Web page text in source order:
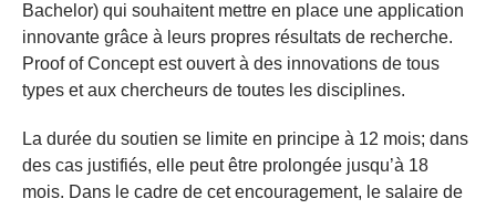
Bachelor) qui souhaitent mettre en place une application
innovante grâce à leurs propres résultats de recherche.
Proof of Concept est ouvert à des innovations de tous
types et aux chercheurs de toutes les disciplines.
La durée du soutien se limite en principe à 12 mois; dans
des cas justifiés, elle peut être prolongée jusqu’à 18
mois. Dans le cadre de cet encouragement, le salaire de